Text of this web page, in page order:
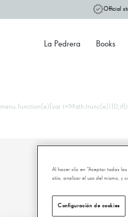
Official
La Pedrera Books
menu.function(e){var
Al hacer clic en “Aceptar todas
sitio, analizar el uso del mismo, y
Configuración de cookies